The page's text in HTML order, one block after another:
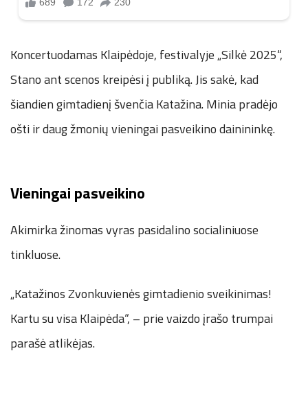
Koncertuodamas Klaipėdoje, festivalyje „Silkė 2025“,
Stano ant scenos kreipėsi į publiką. Jis sakė, kad
šiandien gimtadienį švenčia Katažina. Minia pradėjo
ošti ir daug žmonių vieningai pasveikino dainininkę.
Vieningai pasveikino
Akimirka žinomas vyras pasidalino socialiniuose
tinkluose.
„Katažinos Zvonkuvienės gimtadienio sveikinimas!
Kartu su visa Klaipėda“, – prie vaizdo įrašo trumpai
parašė atlikėjas.